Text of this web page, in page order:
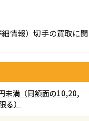
細情報）切手の買取に
未満（同額面の10,20,
）